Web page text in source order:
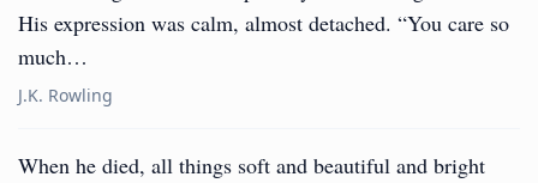
His expression was calm, almost detached. “You care so
much…
J.K. Rowling
When he died, all things soft and beautiful and bright